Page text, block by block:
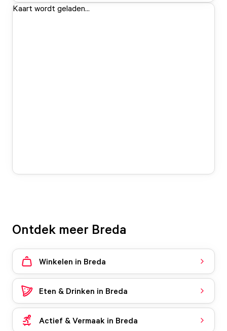
Kaart wordt geladen...
Ontdek meer Breda
Winkelen in Breda
Eten & Drinken in Breda
Actief & Vermaak in Breda